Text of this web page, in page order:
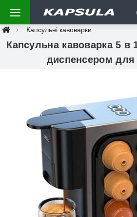
Капсульні кавоварки
Капсульна кавоварка 5 в
диспенсером для